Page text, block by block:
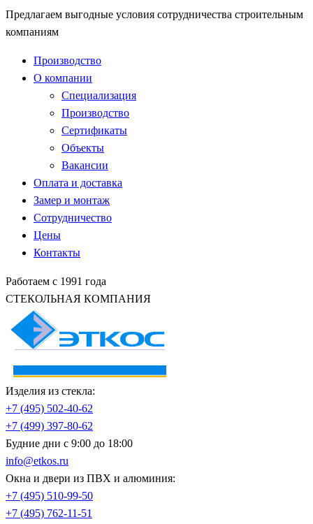
Предлагаем выгодные условия сотрудничества строительным
компаниям
Производство
О компании
Специализация
Производство
Сертификаты
Объекты
Вакансии
Оплата и доставка
Замер и монтаж
Сотрудничество
Цены
Контакты
Работаем с 1991 года
СТЕКОЛЬНАЯ КОМПАНИЯ
Изделия из стекла:
+7 (495) 502-40-62
+7 (499) 397-80-62
Будние дни с 9:00 до 18:00
info@etkos.ru
Окна и двери из ПВХ и алюминия:
+7 (495) 510-99-50
+7 (495) 762-11-51